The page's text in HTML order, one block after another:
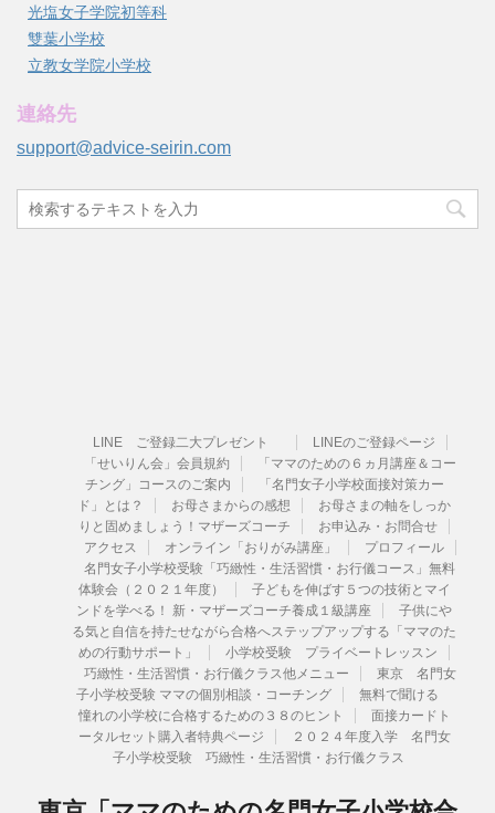
光塩女子学院初等科
雙葉小学校
立教女学院小学校
連絡先
support@advice-seirin.com
LINE ご登録二大プレゼント
LINEのご登録ページ
「せいりん会」会員規約
「ママのための６ヵ月講座＆コー
チング」コースのご案内
「名門女子小学校面接対策カー
ド」とは？
お母さまからの感想
お母さまの軸をしっか
りと固めましょう！マザーズコーチ
お申込み・お問合せ
アクセス
オンライン「おりがみ講座」
プロフィール
名門女子小学校受験「巧緻性・生活習慣・お行儀コース」無料
体験会（２０２１年度）
子どもを伸ばす５つの技術とマイ
ンドを学べる！ 新・マザーズコーチ養成１級講座
子供にや
る気と自信を持たせながら合格へステップアップする「ママのた
めの行動サポート」
小学校受験 プライベートレッスン
巧緻性・生活習慣・お行儀クラス他メニュー
東京 名門女
子小学校受験 ママの個別相談・コーチング
無料で聞ける
憧れの小学校に合格するための３８のヒント
面接カードト
ータルセット購入者特典ページ
２０２４年度入学 名門女
子小学校受験 巧緻性・生活習慣・お行儀クラス